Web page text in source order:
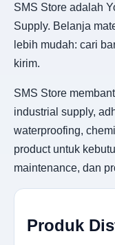
SMS Store adalah
Supply. Belanja
lebih mudah: cari
kirim.
SMS Store
industrial supply,
waterproofing,
product untuk
maintenance, dan
Produk